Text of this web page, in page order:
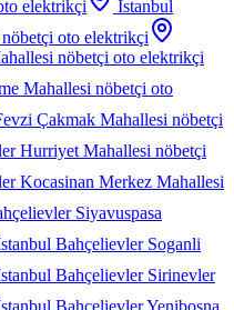
elektrikçi
İstanbul
nöbetçi oto elektrikçi
nöbetçi oto elektrikçi
Mahallesi nöbetçi oto
Çakmak Mahallesi nöbetçi
Hurriyet Mahallesi nöbetçi
Kocasinan Merkez Mahallesi
Siyavuspasa
Bahçelievler Soganli
Bahçelievler Sirinevler